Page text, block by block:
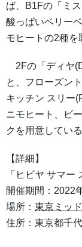
ば、B1Fの「ミ
酸っぱいベリー
モヒートの2種を
2Fの「ディヤ
と、フローズン
キッチン スリー
ニモヒート、ビ
クを用意している
【詳細】
「ヒビヤ サマー
開催期間：2022
場所： 東京ミッ
住所：東京都千